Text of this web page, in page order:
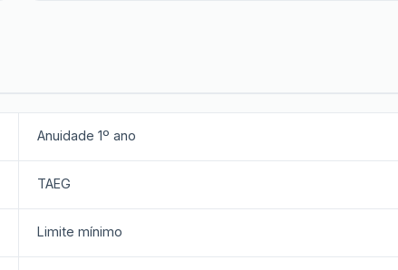
Anuidade 1º ano
TAEG
Limite mínimo